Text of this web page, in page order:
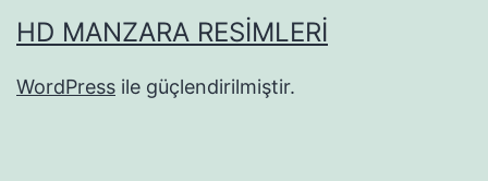
HD MANZARA RESIMLERI
WordPress ile güçlendirilmiştir.